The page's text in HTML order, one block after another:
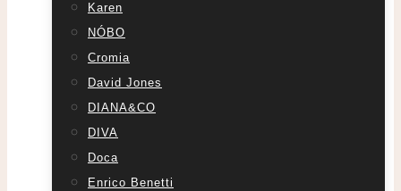
Karen
NÓBO
Cromia
David Jones
DIANA&CO
DIVA
Doca
Enrico Benetti